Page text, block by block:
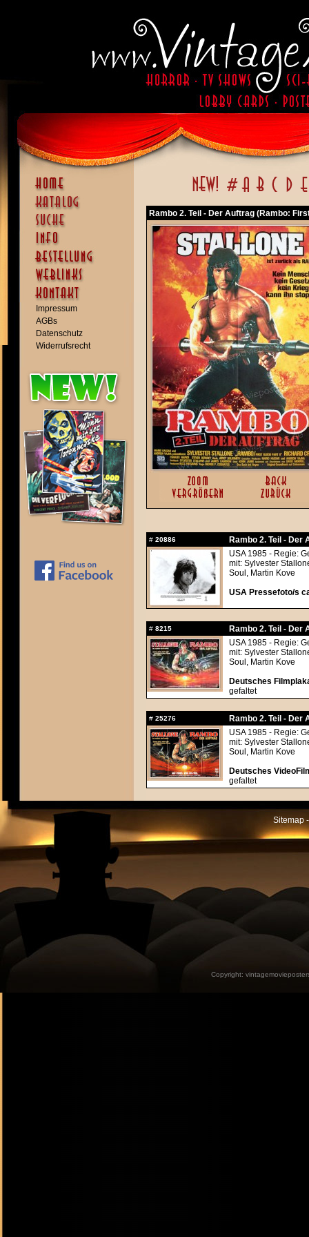
Impressum
AGBs
Datenschutz
Widerrufsrecht
Rambo 2. Teil - Der Auftrag (Rambo:
# 20886
Rambo 2. Teil - Der
USA 1985 - Regie:
mit: Sylvester
Soul, Martin Kove
USA Pressefoto/s
# 8215
Rambo 2. Teil - Der
USA 1985 - Regie:
mit: Sylvester
Soul, Martin Kove
Deutsches
gefaltet
# 25276
Rambo 2. Teil - Der
USA 1985 - Regie:
mit: Sylvester
Soul, Martin Kove
Deutsches
gefaltet
Sitemap
Copyright: